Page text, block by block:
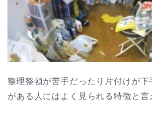
整理整頓が苦手だったり片付けが下
がある人にはよく見られる特徴と言